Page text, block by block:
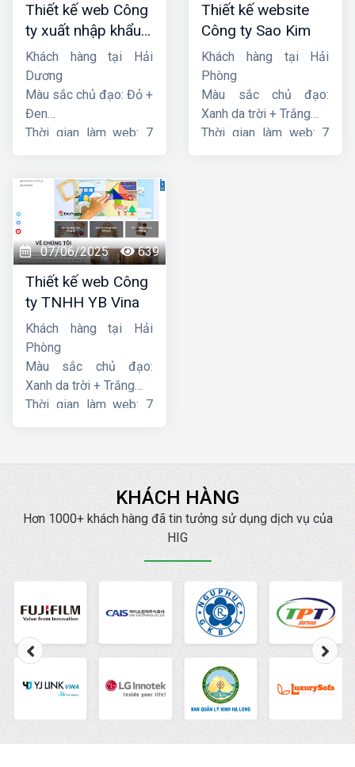
Thiết kế web Công
ty xuất nhập khẩu
Thiên Thuận Phát
Khách hàng tại Hải
Dương
Màu sắc chủ đạo: Đỏ +
Đen
Thời gian làm web: 7
Thiết kế website
Công ty Sao Kim
Khách hàng tại Hải
Phòng
Màu sắc chủ đạo:
Xanh da trời + Trắng
Thời gian làm web: 7
07/06/2025 639
Thiết kế web Công
ty TNHH YB Vina
Khách hàng tại Hải
Phòng
Màu sắc chủ đạo:
Xanh da trời + Trắng
Thời gian làm web: 7
KHÁCH HÀNG
Hơn 1000+ khách hàng đã tin tưởng sử dụng dịch vụ của
HIG